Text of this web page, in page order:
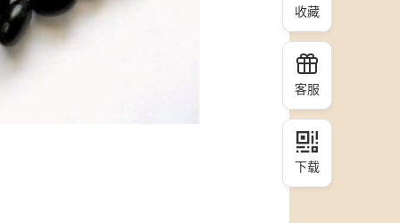
收藏
客服
下载